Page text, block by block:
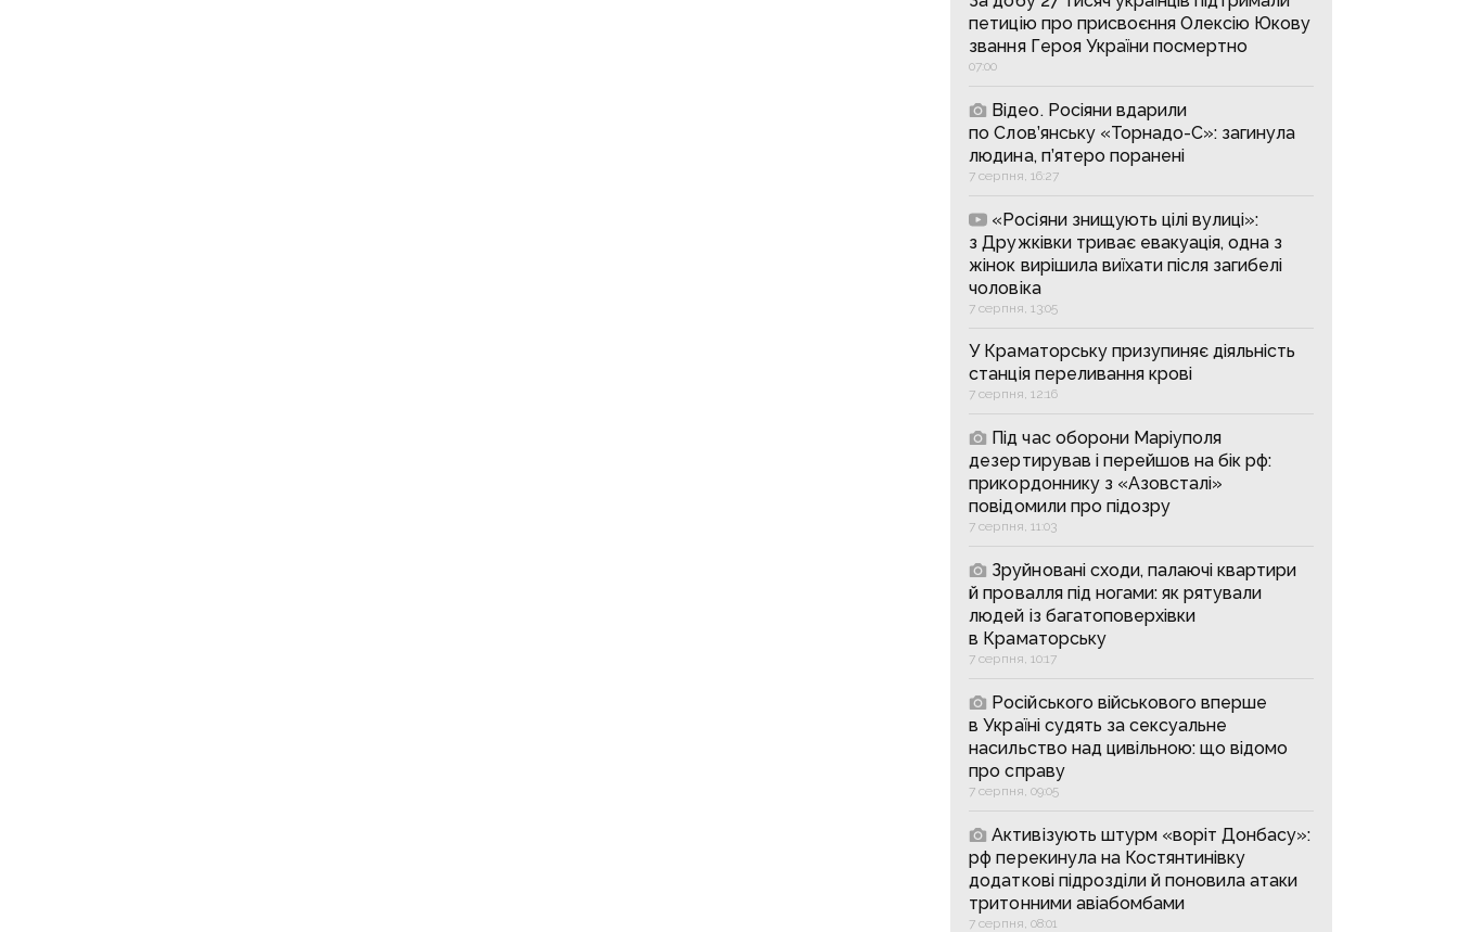
петицію про присвоєння Олексію Юкову
звання Героя України посмертно
07:00
Відео. Росіяни вдарили
по Слов’янську «Торнадо-С»: загинула
людина, п’ятеро поранені
7 серпня, 16:27
«Росіяни знищують цілі вулиці»:
з Дружківки триває евакуація, одна з
жінок вирішила виїхати після загибелі
чоловіка
7 серпня, 13:05
У Краматорську призупиняє діяльність
станція переливання крові
7 серпня, 12:16
Під час оборони Маріуполя
дезертирував і перейшов на бік рф:
прикордоннику з «Азовсталі»
повідомили про підозру
7 серпня, 11:03
Зруйновані сходи, палаючі квартири
й провалля під ногами: як рятували
людей із багатоповерхівки
в Краматорську
7 серпня, 10:17
Російського військового вперше
в Україні судять за сексуальне
насильство над цивільною: що відомо
про справу
7 серпня, 09:05
Активізують штурм «воріт Донбасу»:
рф перекинула на Костянтинівку
додаткові підрозділи й поновила атаки
тритонними авіабомбами
7 серпня, 08:01